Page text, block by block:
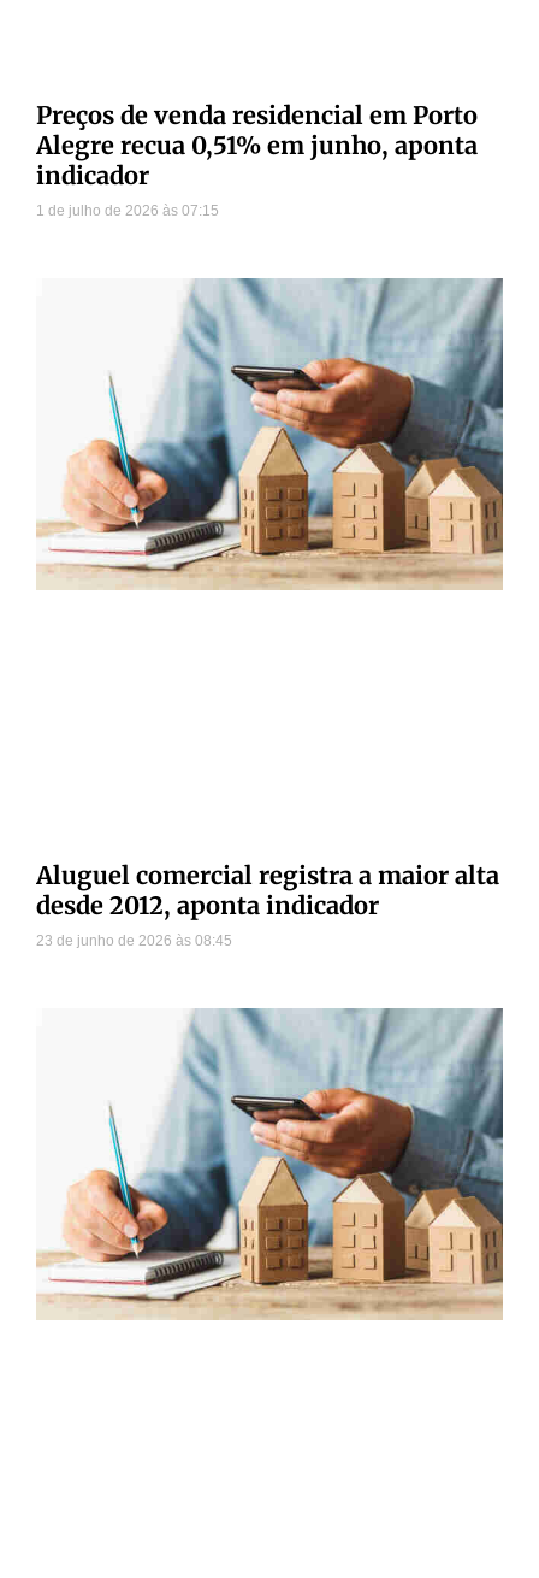
Preços de venda residencial em Porto
Alegre recua 0,51% em junho, aponta
indicador
1 de julho de 2026 07:15
Aluguel comercial registra a maior alta
desde 2012, aponta indicador
23 de junho de 2026 08:45